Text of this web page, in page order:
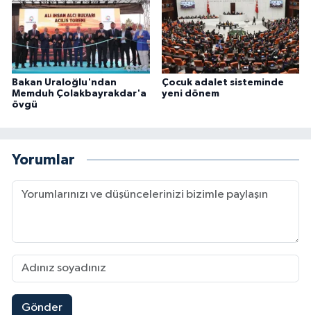
Bakan Uraloğlu'ndan
Memduh Çolakbayrakdar'a
övgü
Çocuk adalet sisteminde
yeni dönem
Yorumlar
Gönder